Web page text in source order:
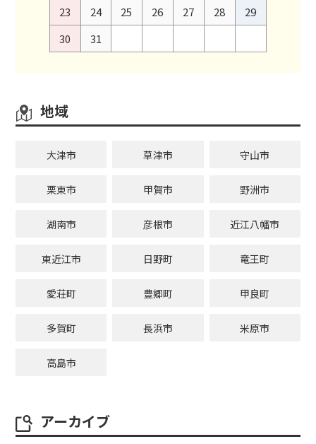
23
24 25 26 27 28
29
30
31
地域
大津市 草津市 守山市
栗東市 甲賀市 野洲市
湖南市 彦根市 近江八幡市
東近江市 日野町 竜王町
愛荘町 豊郷町 甲良町
多賀町 長浜市 米原市
高島市
アーカイブ